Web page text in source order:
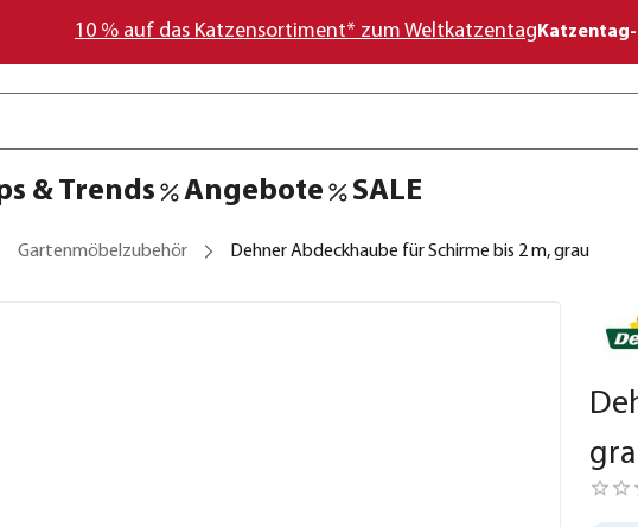
10 % auf das Katzensortiment* zum Weltkatzentag
& Trends Angebote SALE
Gartenmöbelzubehör Dehner Abdeckhaube für Schirme bis 2 m, grau